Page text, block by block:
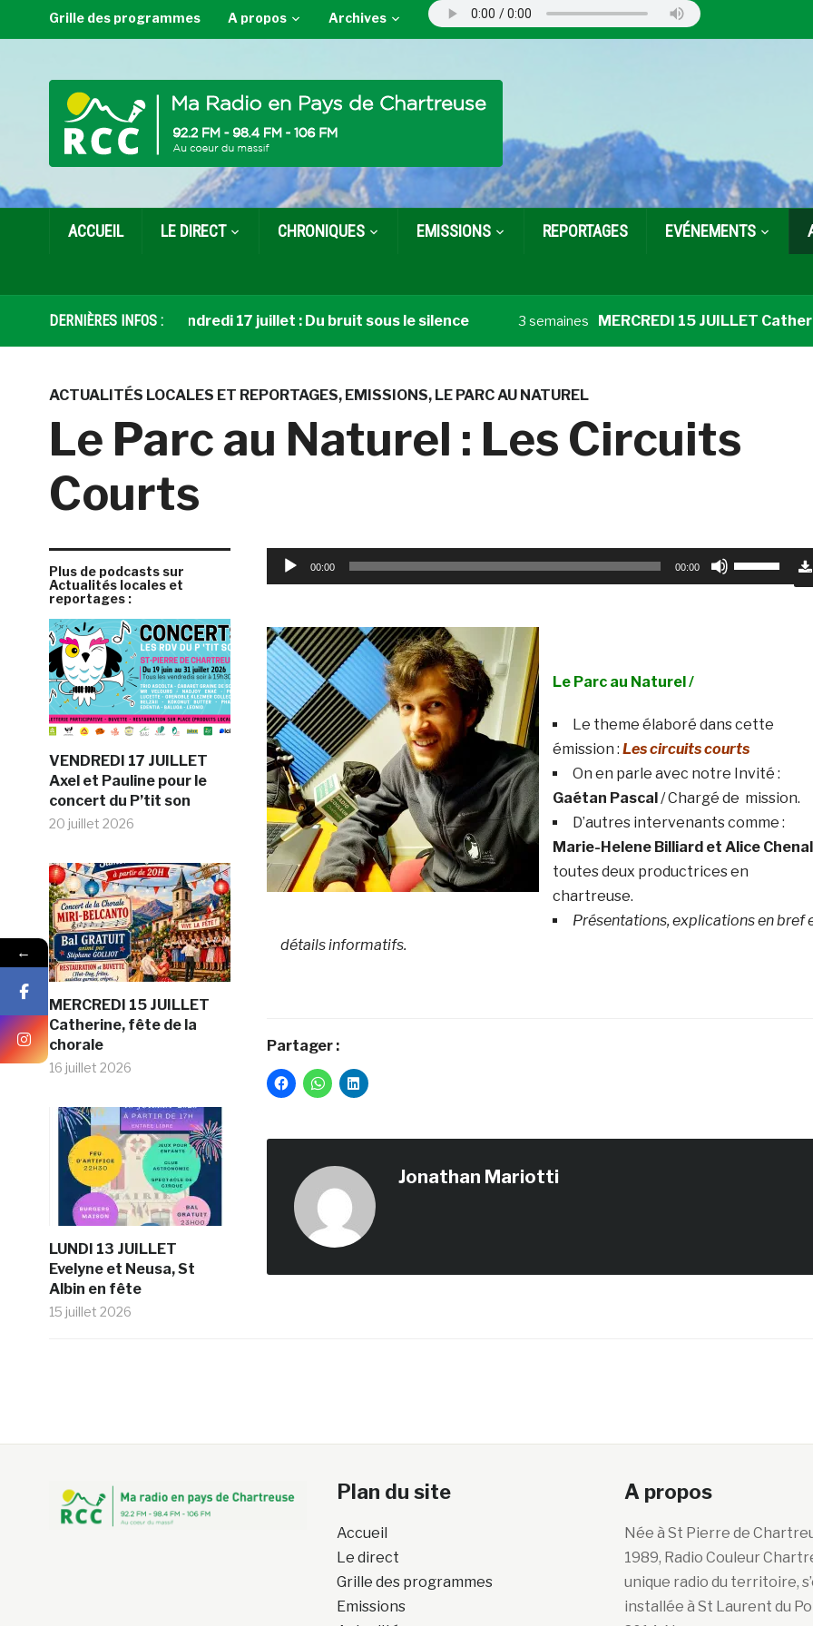
Grille des programmes A propos Archives
ACCUEIL LE DIRECT CHRONIQUES EMISSIONS REPORTAGES EVÉNEMENTS
DERNIÈRES INFOS :
de cœur livre du vendredi 17 juillet : Du bruit sous le silence 3 semaines MERCREDI 15 JUILLET
ACTUALITÉS LOCALES ET REPORTAGES, EMISSIONS, LE PARC AU NATUREL
Le Parc au Naturel : Les Circuits
Courts
Plus de podcasts sur
Actualités locales et
reportages :
VENDREDI 17 JUILLET
Axel et Pauline pour le
concert du P’tit son
20 juillet 2026
MERCREDI 15 JUILLET
Catherine, fête de la
chorale
16 juillet 2026
LUNDI 13 JUILLET
Evelyne et Neusa, St
Albin en fête
15 juillet 2026
Lecteur
audio
00:00 00:00
Utilisez
les
diminuer
le
volume.
Le Parc au Naturel /
Le theme élaboré dans cette
émission : Les circuits courts
On en parle avec notre Invité :
Gaétan Pascal/ Chargé de mission.
D’autres intervenants comme :
Marie-Helene Billiard et Alice
toutes deux productrices en
chartreuse.
Présentations, explications en bref
détails informatifs.
Partager :
Jonathan Mariotti
Plan du site
Accueil
Le direct
Grille des programmes
Emissions
A propos
Née à St Pierre de
1989, Radio Couleur
unique radio du territoire,
installée à St Laurent du
←